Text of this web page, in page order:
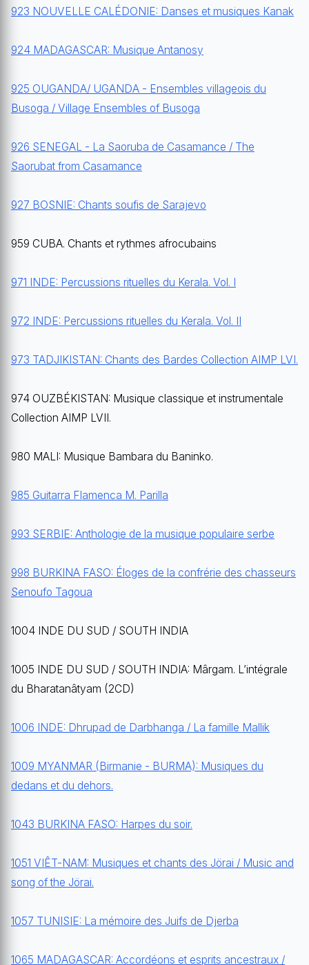
923 NOUVELLE CALÉDONIE: Danses et musiques Kanak
924 MADAGASCAR: Musique Antanosy
925 OUGANDA/ UGANDA - Ensembles villageois du
Busoga / Village Ensembles of Busoga
926 SENEGAL - La Saoruba de Casamance / The
Saorubat from Casamance
927 BOSNIE: Chants soufis de Sarajevo
959 CUBA. Chants et rythmes afrocubains
971 INDE: Percussions rituelles du Kerala. Vol. I
972 INDE: Percussions rituelles du Kerala. Vol. II
973 TADJIKISTAN: Chants des Bardes Collection AIMP LVI.
974 OUZBÉKISTAN: Musique classique et instrumentale
Collection AIMP LVII.
980 MALI: Musique Bambara du Baninko.
985 Guitarra Flamenca M. Parilla
993 SERBIE: Anthologie de la musique populaire serbe
998 BURKINA FASO: Éloges de la confrérie des chasseurs
Senoufo Tagoua
1004 INDE DU SUD / SOUTH INDIA
1005 INDE DU SUD / SOUTH INDIA: Mârgam. L’intégrale
du Bharatanâtyam (2CD)
1006 INDE: Dhrupad de Darbhanga / La famille Mallik
1009 MYANMAR (Birmanie - BURMA): Musiques du
dedans et du dehors.
1043 BURKINA FASO: Harpes du soir.
1051 VIÊT-NAM: Musiques et chants des Jörai / Music and
song of the Jörai.
1057 TUNISIE: La mémoire des Juifs de Djerba
1065 MADAGASCAR: Accordéons et esprits ancestraux /